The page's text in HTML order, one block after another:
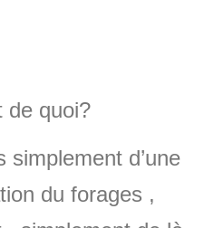
de quoi?
simplement d’une
du forages ,